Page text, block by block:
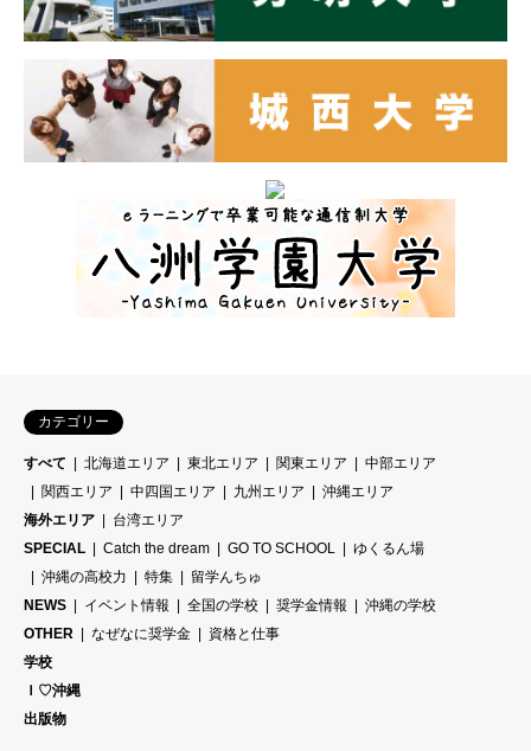
カテゴリー
すべて 北海道エリア 東北エリア 関東エリア
中部エリア
関西エリア
中四国エリア 九州エリア
沖縄エリア
海外エリア
台湾エリア
SPECIAL
Catch the dream GO TO SCHOOL
ゆくるん場
沖縄の高校力
特集
留学んちゅ
NEWS
イベント情報 全国の学校 奨学金情報
沖縄の学校
OTHER
なぜなに奨学金
資格と仕事
学校
Ｉ♡沖縄
出版物